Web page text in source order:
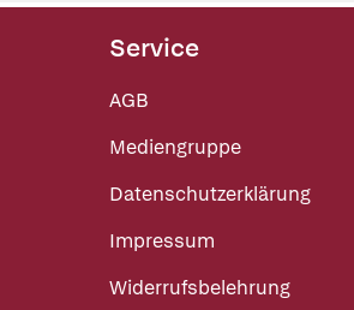
Service
AGB
Mediengruppe
Datenschutzerklärung
Impressum
Widerrufsbelehrung